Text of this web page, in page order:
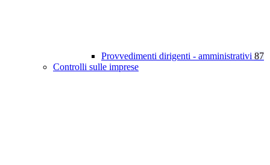
Provvedimenti dirigenti - amministrativi 87
Controlli sulle imprese